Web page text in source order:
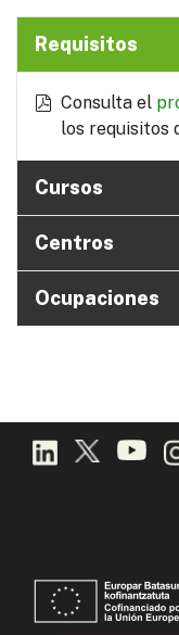
Requisitos
Consulta el
los requisitos
Cursos
Centros
Ocupaciones